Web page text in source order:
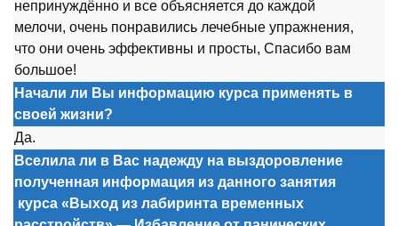
непринуждённо и все объясняется до каждой
мелочи, очень понравились лечебные упражнения,
что они очень эффективны и просты, Спасибо вам
большое!
Начали ли Вы информацию курса применять в
своей жизни?
Да.
Вселила ли в Вас надежду на выздоровление
полученная информация из данного занятия
курса «Выход из лабиринта временных